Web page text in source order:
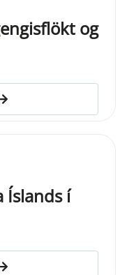
og
Íslands í